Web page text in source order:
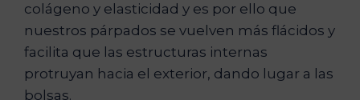
colágeno y elasticidad y es por ello que
nuestros párpados se vuelven más flácidos y
facilita que las estructuras internas
protruyan hacia el exterior, dando lugar a las
bolsas.